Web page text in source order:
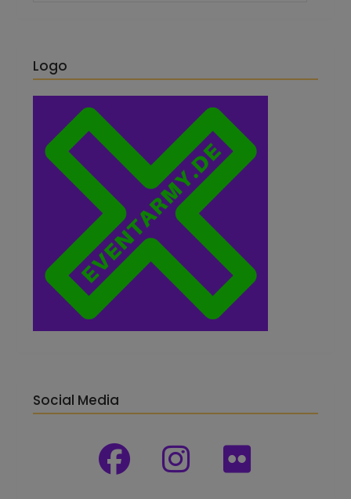
Logo
Social Media